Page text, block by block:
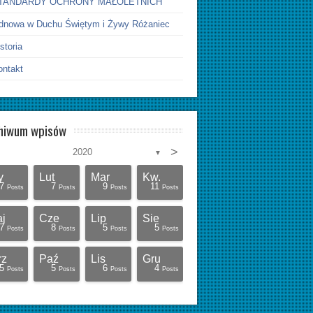
w Duchu Świętym i Żywy Różaniec
wpisów
2020 ▼ >
Posts
Lut
7 Posts
Mar
9 Posts
Kw.
11 Posts
7 Posts
Cze
8 Posts
Lip
5 Posts
Sie
5 Posts
5 Posts
Paź
5 Posts
Lis
6 Posts
Gru
4 Posts